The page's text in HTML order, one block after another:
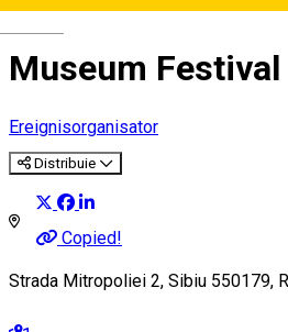
Museum Festival
Ereignisorganisator
Distribuie
Copied!
Strada Mitropoliei 2, Sibiu 550179,